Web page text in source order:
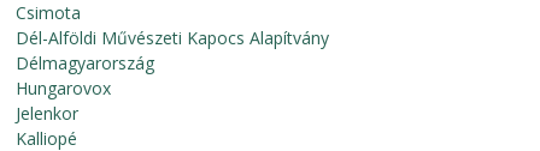
Csimota
Dél-Alföldi Művészeti Kapocs Alapítvány
Délmagyarország
Hungarovox
Jelenkor
Kalliopé